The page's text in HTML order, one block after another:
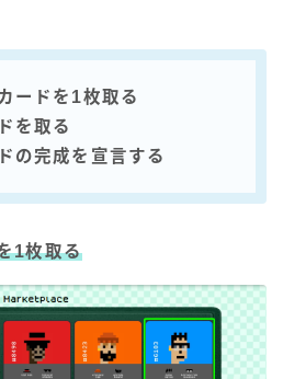
ードを1枚取る
を取る
の完成を宣言する
1枚取る